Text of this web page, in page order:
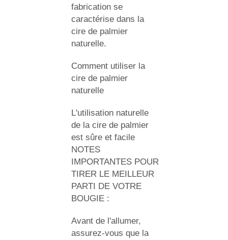
fabrication se
caractérise dans la
cire de palmier
naturelle.
Comment utiliser la
cire de palmier
naturelle
L'utilisation naturelle
de la cire de palmier
est sûre et facile
NOTES
IMPORTANTES POUR
TIRER LE MEILLEUR
PARTI DE VOTRE
BOUGIE :
Avant de l'allumer,
assurez-vous que la